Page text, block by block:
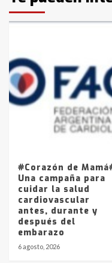
3
en la
4
joven de
Los
La
entre
#Corazón de
Una campaña para
cuidar la salud
cardiovascular
antes, durante y
después del
embarazo
6 agosto, 2026